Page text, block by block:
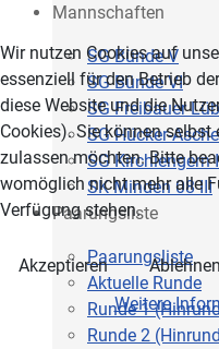
Mannschaften
SG Bünde V
SG Bünde VI
SG Freibauer
SG Hücker-
SG Kirchlengern
SK Minden 08 III
Paarungsliste
Paarungsliste
Aktuelle Runde
Runde 1
Runde 2
Wir nutzen Cookies auf
essenziell für den Betrieb
diese Website und die
Cookies). Sie können selbst
zulassen möchten. Bitte
womöglich nicht mehr alle
Verfügung stehen.
Akzeptieren
Ablehnen
Weitere